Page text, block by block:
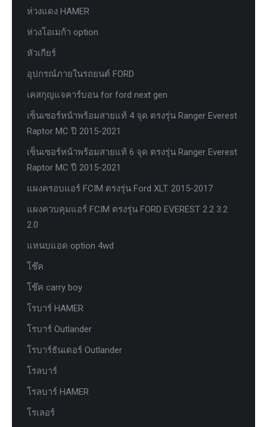
ห่วงแดง HAMER
ห่วงโอเมก้า option
หัวเกียร์
อุปกรณ์ภายในรถยนต์ FORD
เคสกุญแจคาร์บอน for ford next gen
เซ็นเซอร์หน้าพร้อมสายแท้ 4 จุด ตรงรุ่น Ranger Everest
Raptor MC ปี 2015-2021
เซ็นเซอร์หน้าพร้อมสายแท้ 6 จุด ตรงรุ่น Ranger Everest
Raptor MC ปี 2015-2021
แผงครอบแอร์ FCIM ตรงรุ่น Ford XLT. 2015-2017
แผงควบคุมแอร์ FCIM ตรงรุ่น FORD EVEREST 2.2 3.2
2.0
แหนบแอด option 4wd
โช๊ค
โช๊ค carry boy
โรบาร์ HAMER
โรบาร์ Outlander
โรบาร์ธันเดอร์ Outlander
โรลบาร์
โรลบาร์ HAMER
โรเลอร์